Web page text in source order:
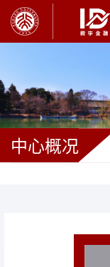
中心概况